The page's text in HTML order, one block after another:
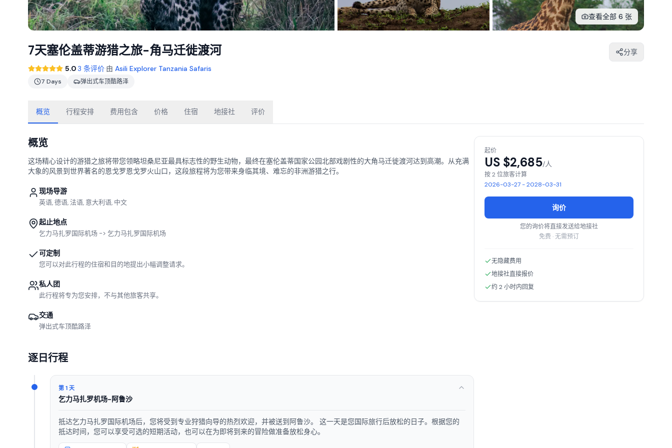
查看全部 6 张
7天塞伦盖蒂游猎之旅-角马迁徙渡河
5.03 条评价·由 Asili Explorer Tanzania Safaris
7 Days 弹出式车顶酷路泽
分享
概览 行程安排 费用包含 价格 住宿 地接社 评价
概览
这场精心设计的游猎之旅将带您领略坦桑尼亚最具标志性的野生动物，最终在塞伦盖蒂国家公园北部戏剧性的大角马迁徙渡河达到高潮。从充满
大象的风景到世界著名的恩戈罗恩戈罗火山口，这段旅程将为您带来身临其境、难忘的非洲游猎之行。
现场导游
英语, 德语, 法语, 意大利语, 中文
起止地点
乞力马扎罗国际机场 -> 乞力马扎罗国际机场
可定制
您可以对此行程的住宿和目的地提出小幅调整请求。
私人团
此行程将专为您安排，不与其他旅客共享。
交通
弹出式车顶酷路泽
逐日行程
第 1 天
乞力马扎罗机场-阿鲁沙
抵达乞力马扎罗国际机场后，您将受到专业狩猎向导的热烈欢迎，并被送到阿鲁沙。 这一天是您国际旅行后放松的日子。根据您的
抵达时间，您可以享受可选的短期活动，也可以在为即将到来的冒险做准备放松身心。
起价
US $2,685/人
按 2 位旅客计算
2026-03-27 - 2028-03-31
询价
您的询价将直接发送给地接社
免费 · 无需预订
无隐藏费用
地接社直接报价
约 2 小时内回复